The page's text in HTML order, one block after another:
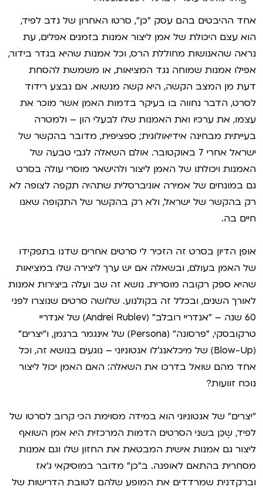
מועדון אנגלית לקטנטנים
מועדון אנגלית לכל המשפחה
שלישי בשלייקס
אפטר בסינמטק
Teen Screen
קולנוע ישראלי
לפי ימים
סינמטק קאלט על הגג 2026
נבחרי דוקאביב 2026
אירועים מיוחדים
הגלריה
ENG
לאזור האישי
אחד ההיבטים בהם עסק "כן", סרטו האחרון של נדב לפיד,
הוא עצם היכולת של אמן ליצור אמנות בזמנים אפלים, עת
נראה שהאנושות מחוללת הרס, וכל אמנות שהיא בגדר בידור,
אפילו אמנות שמוחה נגד המציאות, או משמשת להסחת
דעת מן המצב הקשה, היא קשה מנשוא. אם נבצע רידוד
לסרט, הדבר נחווה בו בעיקר בדמות האמן אשר מוכר את
עצמו, את ערכיו ואת האמנות שלו לבעלי הון – ולמטרה
בעייתית מבחינה אידיאולוגית; ספציפית, מדובר בהקשר של
ישראל אחרי 7 באוקטובר. אולם השאלה לגבי טבעה של
האמנות ויכולתו של האמן ליצור ולהישאר מוסרי עולה בסרט
גם במונחים של אמירה אוניברסלית שתהיה תקֵפה לצופה לא
רק בהקשר של ישראל, ולא רק בהקשר של התקופה שאנו
חיים בה.
אופן הדיון בסרט זה הזכיר לי סרטים אחרים שדנו בתפקידו
של האמן בעולם, ובשאלה אם יש ערך ליצירה שלו במציאות
שהיא ספק רקובה מוסרית. נושא זה שב ועלה ביצירות אמנות
לאורך השנים, ובכלל זה בקולנוע. שלושה סרטים שנוצרו לפני
60 שנה – "אנדריי רובלב" (Andrei Rublev) של אנדריי
טרקובסקי, "פרסונה" (Persona) של אינגמר ברגמן, ו"יצרים"
(Blow-Up) של מיכלאנג'לו אנטוניוני – נוגעים בנושא זה, וכל
אחד מהם שואל בדרכו את השאלה: האם האמן יכול ליצור
נוכח זוועות?
"יצרים" של אנטוניוני הוא במידה מסוימת הכי קרוב לסרטו של
לפיד, שֶכֵּן בשני הסרטים הדמות המרכזית היא אמן השואף
ליצור גם אמנות אישית המבטאת את החזון שלו וגם אמנות
מסחרית בהתאם לאופנה. ב"כן" מדובר במוסיקאי ג'אז
וברקדנית שמרדדים את המופע שלהם לטובת הדרישות של